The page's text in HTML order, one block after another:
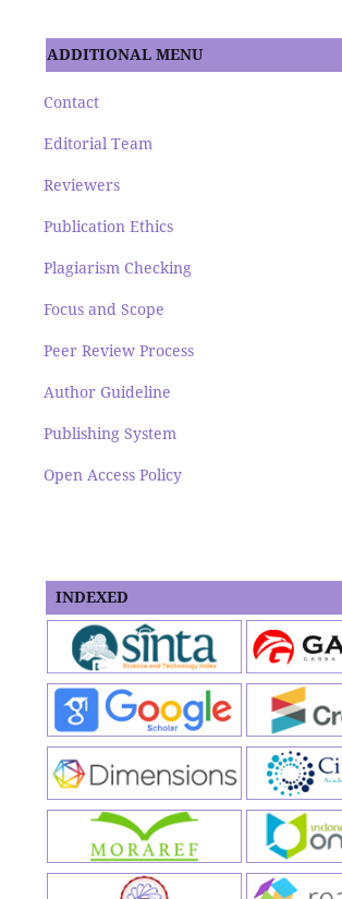
ADDITIONAL MENU
Contact
Editorial Team
Reviewers
Publication Ethics
Plagiarism Checking
Focus and Scope
Peer Review Process
Author Guideline
Publishing System
Open Access Policy
INDEXED